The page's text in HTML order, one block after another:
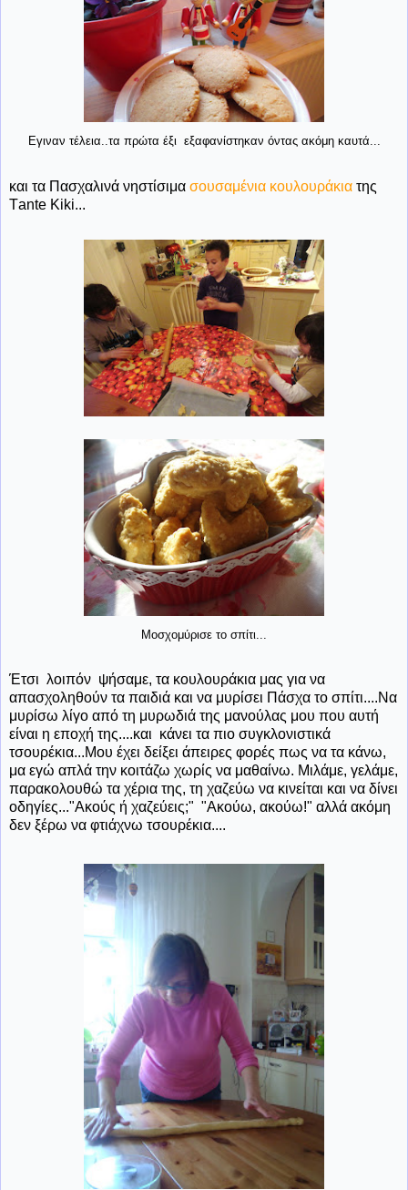
Εγιναν τέλεια..τα πρώτα έξι εξαφανίστηκαν όντας ακόμη καυτά...
και τα Πασχαλινά νηστίσιμα σουσαμένια κουλουράκια της
Τante Kiki...
Μοσχομύρισε το σπίτι...
Έτσι λοιπόν ψήσαμε, τα κουλουράκια μας για να
απασχοληθούν τα παιδιά και να μυρίσει Πάσχα το σπίτι....Να
μυρίσω λίγο από τη μυρωδιά της μανούλας μου που αυτή
είναι η εποχή της....και κάνει τα πιο συγκλονιστικά
τσουρέκια...Μου έχει δείξει άπειρες φορές πως να τα κάνω,
μα εγώ απλά την κοιτάζω χωρίς να μαθαίνω. Μιλάμε, γελάμε,
παρακολουθώ τα χέρια της, τη χαζεύω να κινείται και να δίνει
οδηγίες..."Ακούς ή χαζεύεις;" "Ακούω, ακούω!" αλλά ακόμη
δεν ξέρω να φτιάχνω τσουρέκια....